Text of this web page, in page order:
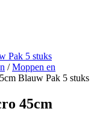
/Moppen en
Blauw Pak 5 stuks
45cm